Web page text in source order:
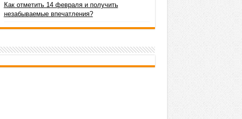
Как отметить 14 февраля и получить
незабываемые впечатления?